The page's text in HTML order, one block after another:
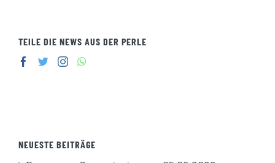
TEILE DIE NEWS AUS DER PERLE
NEUESTE BEITRÄGE